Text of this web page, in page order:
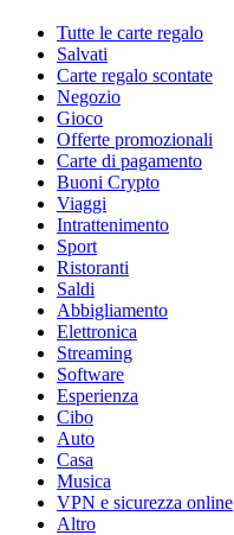
Tutte le carte regalo
Salvati
Carte regalo scontate
Negozio
Gioco
Offerte promozionali
Carte di pagamento
Buoni Crypto
Viaggi
Intrattenimento
Sport
Ristoranti
Saldi
Abbigliamento
Elettronica
Streaming
Software
Esperienza
Cibo
Auto
Casa
Musica
VPN e sicurezza online
Altro